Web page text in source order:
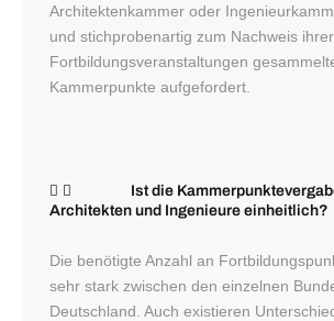
Architektenkammer oder
und stichprobenartig zum Nachweis
Fortbildungsveranstaltungen
Kammerpunkte aufgefordert.
Ist die
Architekten und Ingenieure einheitlich?
Die benötigte Anzahl an
sehr stark zwischen den einzelnen
Deutschland. Auch existieren